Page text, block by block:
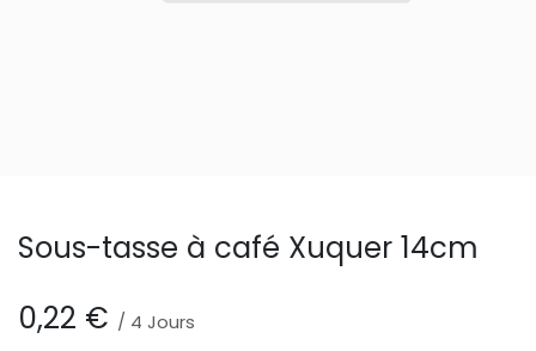
Sous-tasse à café Xuquer 14cm
0,22 € / 4 Jours